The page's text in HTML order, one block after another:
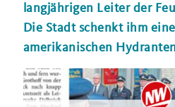
langjährigen Leiter der
Die Stadt schenkt ihm
amerikanischen Hydranten